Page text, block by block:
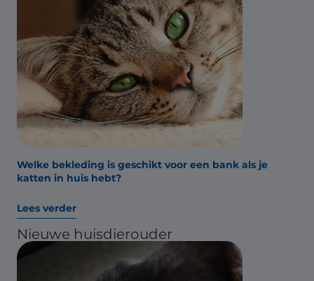
Welke bekleding is geschikt voor een bank als je
katten in huis hebt?
Lees verder
Nieuwe huisdierouder